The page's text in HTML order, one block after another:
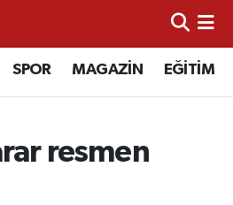
SPOR MAGAZİN EĞİTİM
resmen
Haritası